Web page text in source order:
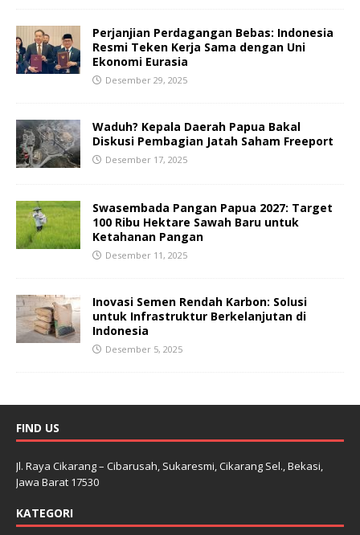
Perjanjian Perdagangan Bebas: Indonesia
Resmi Teken Kerja Sama dengan Uni
Ekonomi Eurasia
Desember 29, 2025
Waduh? Kepala Daerah Papua Bakal
Diskusi Pembagian Jatah Saham Freeport
Desember 17, 2025
Swasembada Pangan Papua 2027: Target
100 Ribu Hektare Sawah Baru untuk
Ketahanan Pangan
Desember 11, 2025
Inovasi Semen Rendah Karbon: Solusi
untuk Infrastruktur Berkelanjutan di
Indonesia
Desember 5, 2025
FIND US
Jl. Raya Cikarang – Cibarusah, Sukaresmi, Cikarang Sel., Bekasi,
Jawa Barat 17530
KATEGORI